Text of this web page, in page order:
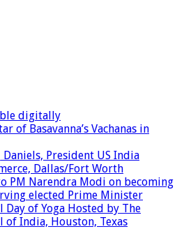
digitally
of Basavanna’s Vachanas in
Daniels, President US India
Dallas/Fort Worth
PM Narendra Modi on becoming
elected Prime Minister
of Yoga Hosted by The
of India, Houston, Texas